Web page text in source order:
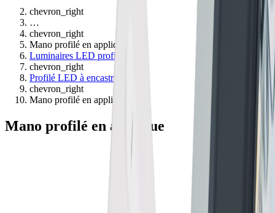
chevron_right
…
chevron_right
Mano profilé en applique
Luminaires LED profilés
chevron_right
Profilé LED à encastrer
chevron_right
Mano profilé en applique
Mano profilé en applique